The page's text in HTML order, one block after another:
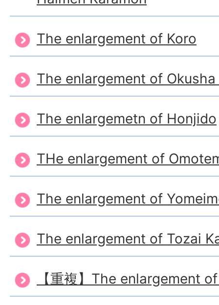
The enlargement of Koro
The enlargement of
The enlargemetn of Honjido
THe enlargement of
The enlargement of
The enlargement of Tozai
【重複】The enlargement